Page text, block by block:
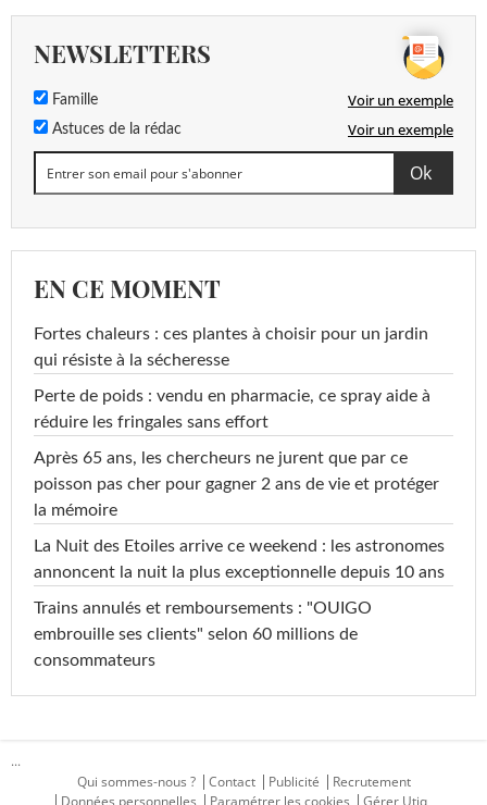
NEWSLETTERS
Famille Voir un exemple
Astuces de la rédac Voir un exemple
EN CE MOMENT
Fortes chaleurs : ces plantes à choisir pour un jardin
qui résiste à la sécheresse
Perte de poids : vendu en pharmacie, ce spray aide à
réduire les fringales sans effort
Après 65 ans, les chercheurs ne jurent que par ce
poisson pas cher pour gagner 2 ans de vie et protéger
la mémoire
La Nuit des Etoiles arrive ce weekend : les astronomes
annoncent la nuit la plus exceptionnelle depuis 10 ans
Trains annulés et remboursements : "OUIGO
embrouille ses clients" selon 60 millions de
consommateurs
...
Qui sommes-nous ?
Contact Publicité
Recrutement